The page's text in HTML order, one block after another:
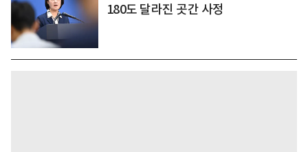
180도 달라진 곳간 사정